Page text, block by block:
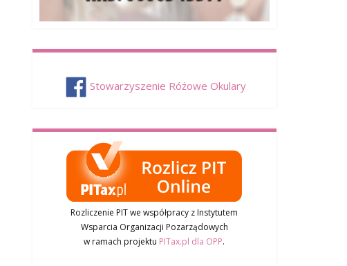
Stowarzyszenie Różowe Okulary
Rozliczenie PIT we współpracy z Instytutem
Wsparcia Organizacji Pozarządowych
w ramach projektu PITax.pl dla OPP.